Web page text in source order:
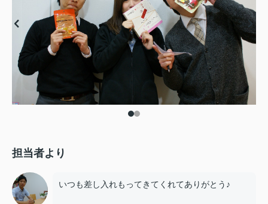
担当者より
いつも差し入れもってきてくれてありがとう♪